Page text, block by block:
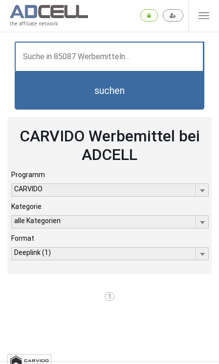
the affiliate network
suchen
CARVIDO Werbemittel bei
ADCELL
Programm
CARVIDO
Kategorie
alle Kategorien
Format
Deeplink (1)
1